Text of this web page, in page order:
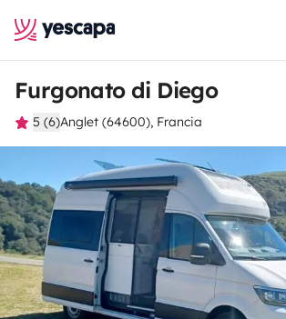
Furgonato di Diego
5 (6)Anglet (64600), Francia